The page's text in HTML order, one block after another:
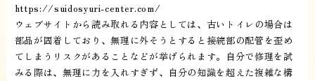
https://suidosyuri-center.com/
ウェブサイトから読み取れる内容としては、古いトイレの場合は
部品が固着しており、無理に外そうとすると接続部の配管を歪め
てしまうリスクがあることなどが挙げられます。自分で修理を試
みる際は、無理に力を入れすぎず、自分の知識を超えた複雑な構